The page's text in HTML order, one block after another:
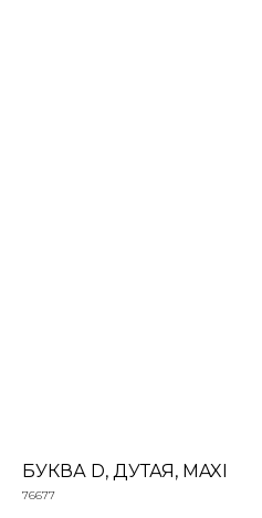
БУКВА D, ДУТАЯ, MAXI
76677